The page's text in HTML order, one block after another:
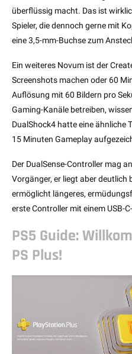
überflüssig macht. Das ist
Spieler, die dennoch gerne mit
eine 3,5-mm-Buchse zum
Ein weiteres Novum ist der
Screenshots machen oder 60
Auflösung mit 60 Bildern pro
Gaming-Kanäle betreiben,
DualShock4 hatte eine ähnliche
15 Minuten Gameplay
Der DualSense-Controller mag
Vorgänger, er liegt aber deutlich
ermöglicht längeres,
erste Controller mit einem USB-
PS5 Guide:
PS Plus!